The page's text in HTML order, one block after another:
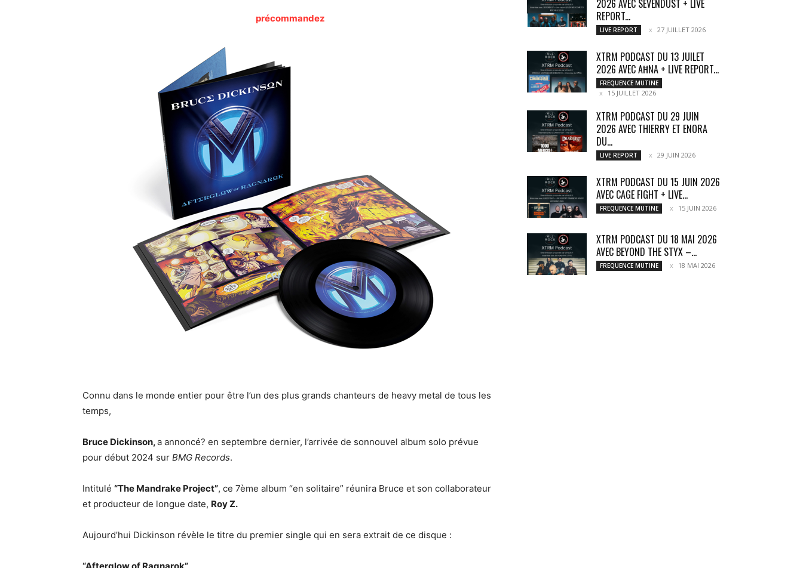
précommandez
Connu dans le monde entier pour être l’un des plus grands chanteurs de heavy metal de tous les
temps,
Bruce Dickinson,a annoncé? en septembre dernier, l’arrivée de sonnouvel album solo prévue
pour début 2024 sur BMG Records.
Intitulé “The Mandrake Project”, ce 7ème album “en solitaire” réunira Bruce et son collaborateur
et producteur de longue date, Roy Z.
Aujourd’hui Dickinson révèle le titre du premier single qui en sera extrait de ce disque :
“Afterglow of Ragnarok”,
2026 AVEC SEVENDUST + LIVE
REPORT...
LIVE REPORT 27 JUILLET 2026
XTRM PODCAST DU 13 JUILET
2026 AVEC AĦNA + LIVE REPORT...
FREQUENCE MUTINE
15 JUILLET 2026
XTRM PODCAST DU 29 JUIN
2026 AVEC THIERRY ET ENORA
DU...
LIVE REPORT 29 JUIN 2026
XTRM PODCAST DU 15 JUIN 2026
AVEC CAGE FIGHT + LIVE...
FREQUENCE MUTINE 15 JUIN 2026
XTRM PODCAST DU 18 MAI 2026
AVEC BEYOND THE STYX –...
FREQUENCE MUTINE 18 MAI 2026